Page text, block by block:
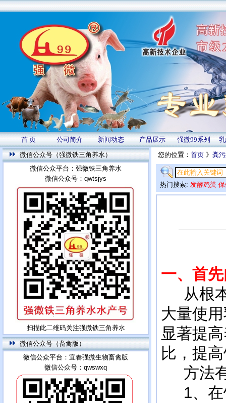
首 页 公司简介 新闻动态 产品展示 强微99系列
微信公众号（强微铁三角养水）
微信公众平台：强微铁三角养水
微信公众号：qwtsjys
扫描此二维码关注强微铁三角养水
微信公众号（畜禽版）
微信公众平台：宜春强微生物畜禽版
微信公众号：qwswxq
您的位置： 首页 》 粪
热门搜索: 发酵鸡粪
一、首
从根本
大量使
显著提
比，提
方法
1、在